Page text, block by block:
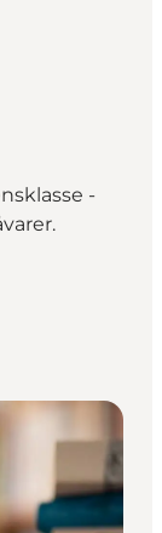
-